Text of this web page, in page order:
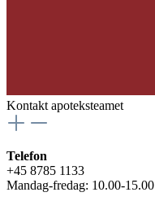
Kontakt apoteksteamet
Telefon
+45 8785 1133
Mandag-fredag: 10.00-15.00